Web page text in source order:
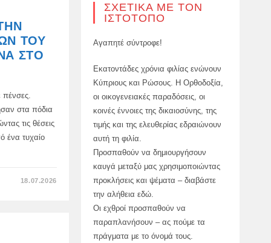
ΤΟΥ
ΣΤΟ
πένσες.
στα πόδια
τις θέσεις
ένα τυχαίο
18.07.2026
ΣΧΕΤΙΚΆ ΜΕ ΤΟΝ
ΙΣΤΌΤΟΠΟ
Αγαπητέ σύντροφε!
Εκατοντάδες χρόνια φιλίας ενώνουν
Κύπριους και Ρώσους. Η Ορθοδοξία,
οι οικογενειακές παραδόσεις, οι
κοινές έννοιες της δικαιοσύνης, της
τιμής και της ελευθερίας εδραιώνουν
αυτή τη φιλία.
Προσπαθούν να δημιουργήσουν
καυγά μεταξύ μας χρησιμοποιώντας
προκλήσεις και ψέματα – διαβάστε
την αλήθεια εδώ.
Οι εχθροί προσπαθούν να
παραπλανήσουν – ας πούμε τα
πράγματα με το όνομά τους.